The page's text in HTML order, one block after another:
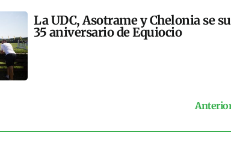
La UDC, Asotrame y Chelonia se
35 aniversario de Equiocio